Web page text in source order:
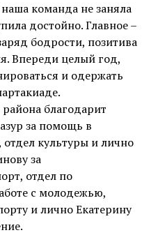
команда не заняла
достойно. Главное –
бодрости, позитива
Впереди целый год,
и одержать
благодарит
за помощь в
культуры и лично
за
отдел по
с молодежью,
и лично Екатерину